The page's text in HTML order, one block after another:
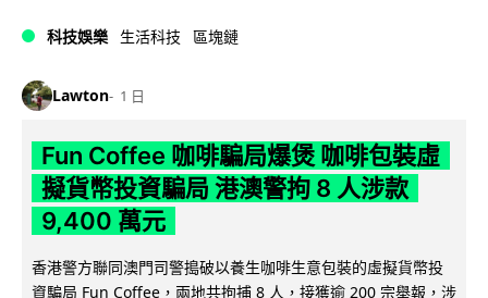
科技娛樂 生活科技 區塊鏈
Lawton 1 日
Fun Coffee 咖啡騙局爆煲 咖啡包裝虛
擬貨幣投資騙局 港澳警拘 8 人涉款
9,400 萬元
香港警方聯同澳門司警搗破以養生咖啡生意包裝的虛擬貨幣投
資騙局 Fun Coffee，兩地共拘捕 8 人，接獲逾 200 宗舉報，涉